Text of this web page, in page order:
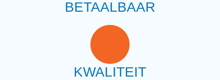
BETAALBAAR
KWALITEIT